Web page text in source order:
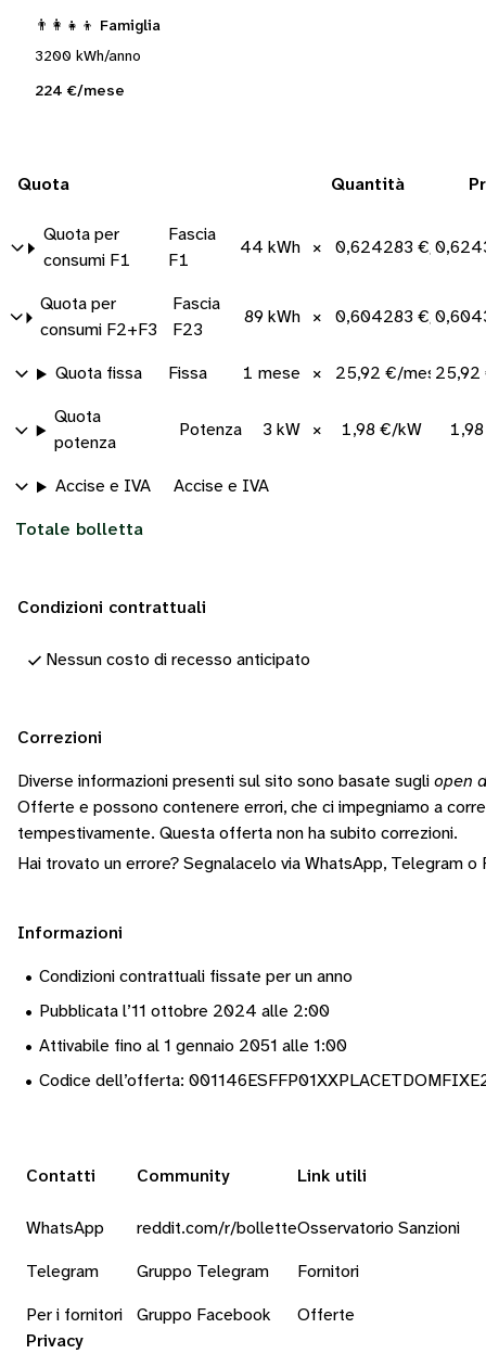
👨‍👩‍👧‍👦 Famiglia
3200 kWh/anno
224 €/mese
Quota Quantità
Quota per
consumi F1
Fascia
F1
44 kWh × 0,624283 €/kWh
Quota per
consumi F2+F3
Fascia
F23
89 kWh × 0,604283 €/kWh
Quota fissa Fissa 1 mese × 25,92 €/mese25,92
Quota
potenza
Potenza 3 kW × 1,98 €/kW
Accise e IVA Accise e IVA
Totale bolletta
Condizioni contrattuali
Nessun costo di recesso anticipato
Correzioni
Diverse informazioni presenti sul sito sono basate sugli open
Offerte e possono contenere errori, che ci impegniamo a
tempestivamente. Questa offerta non ha subito correzioni.
Hai trovato un errore? Segnalacelo via WhatsApp, Telegram o
Informazioni
• Condizioni contrattuali fissate per un anno
• Pubblicata l’11 ottobre 2024 alle 2:00
• Attivabile fino al 1 gennaio 2051 alle 1:00
• Codice dell’offerta:
Contatti
WhatsApp
Telegram
Per i fornitori
Community
reddit.com/r/bollette
Gruppo Telegram
Gruppo Facebook
Link utili
Osservatorio Sanzioni
Fornitori
Offerte
Privacy